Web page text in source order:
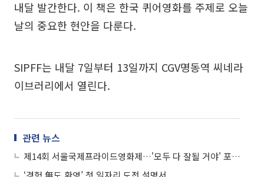
내달 발간한다. 이 책은 한국 퀴어영화를 주제로 오늘
날의 중요한 현안을 다룬다.
SIPFF는 내달 7일부터 13일까지 CGV명동역 씨네라
이브러리에서 열린다.
관련 뉴스
제14회 서울국제프라이드영화제…'모두 다 잘될 거야' 포스터 공개